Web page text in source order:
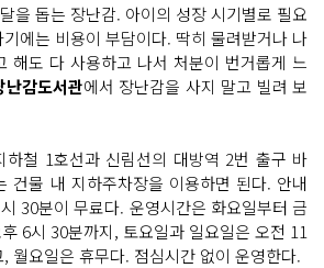
을 돕는 장난감. 아이의 성장 시기별로 필요
에는 비용이 부담이다. 딱히 물려받거나 나
해도 다 사용하고 나서 처분이 번거롭게 느
난감도서관에서 장난감을 사지 말고 빌려 보
하철 1호선과 신림선의 대방역 2번 출구 바
건물 내 지하주차장을 이용하면 된다. 안내
30분이 무료다. 운영시간은 화요일부터 금
6시 30분까지, 토요일과 일요일은 오전 11
월요일은 휴무다. 점심시간 없이 운영한다.